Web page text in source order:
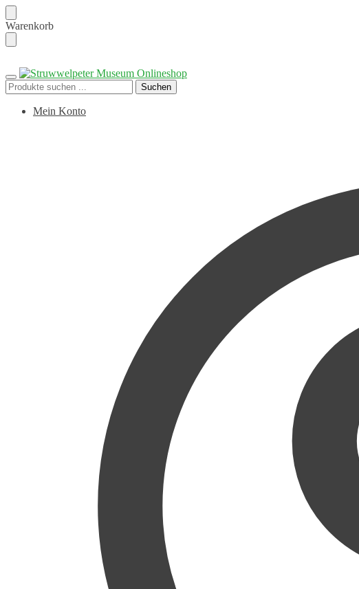
Skip
to
navigation
Skip
to
content
Warenkorb
Suchen
nach:
Suchen
Mein Konto